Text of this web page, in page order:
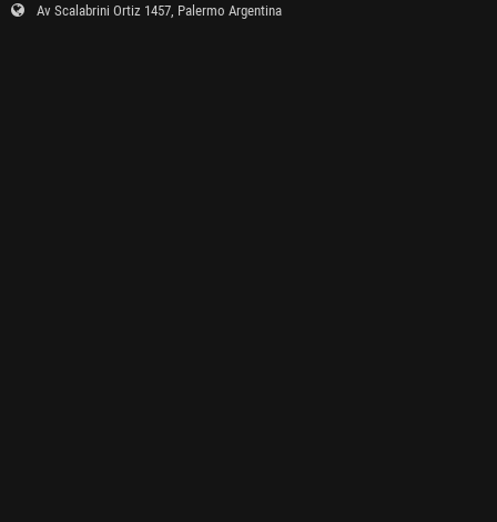
Av Scalabrini Ortiz 1457, Palermo Argentina